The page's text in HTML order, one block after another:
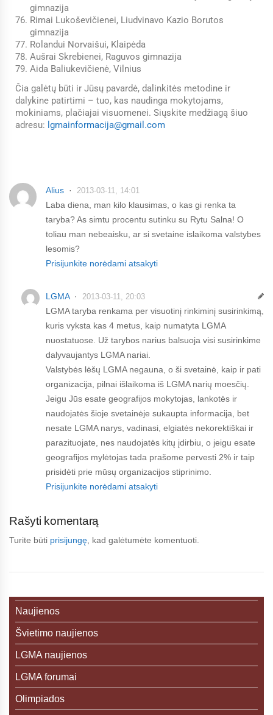
gimnazija
Rimai Lukoševičienei, Liudvinavo Kazio Borutos
gimnazija
Rolandui Norvaišui, Klaipėda
Aušrai Skrebienei, Raguvos gimnazija
Aida Baliukevičienė, Vilnius
Čia galėtų būti ir Jūsų pavardė, dalinkitės metodine ir
dalykine patirtimi – tuo, kas naudinga mokytojams,
mokiniams, plačiajai visuomenei. Siųskite medžiagą šiuo
adresu: lgmainformacija@gmail.com
Alius 2013-03-11, 14:01
Laba diena, man kilo klausimas, o kas gi renka ta
taryba? As simtu procentu sutinku su Rytu Salna! O
toliau man nebeaisku, ar si svetaine islaikoma valstybes
lesomis?
Prisijunkite norėdami atsakyti
LGMA 2013-03-11, 20:03
LGMA taryba renkama per visuotinį rinkiminį susirinkimą,
kuris vyksta kas 4 metus, kaip numatyta LGMA
nuostatuose. Už tarybos narius balsuoja visi susirinkime
dalyvaujantys LGMA nariai.
Valstybės lėšų LGMA negauna, o ši svetainė, kaip ir pati
organizacija, pilnai išlaikoma iš LGMA narių moesčių.
Jeigu Jūs esate geografijos mokytojas, lankotės ir
naudojatės šioje svetainėje sukaupta informacija, bet
nesate LGMA narys, vadinasi, elgiatės nekorektiškai ir
parazituojate, nes naudojatės kitų įdirbiu, o jeigu esate
geografijos mylėtojas tada prašome pervesti 2% ir taip
prisidėti prie mūsų organizacijos stiprinimo.
Prisijunkite norėdami atsakyti
Rašyti komentarą
Turite būti prisijungę , kad galėtumėte komentuoti.
Naujienos
Švietimo naujienos
LGMA naujienos
LGMA forumai
Olimpiados